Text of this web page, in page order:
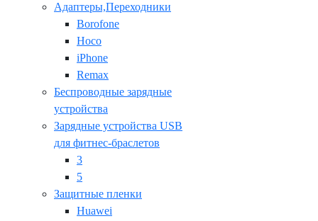
Адаптеры,Переходники
Borofone
Hoco
iPhone
Remax
Беспроводные зарядные
устройства
Зарядные устройства USB
для фитнес-браслетов
3
5
Защитные пленки
Huawei